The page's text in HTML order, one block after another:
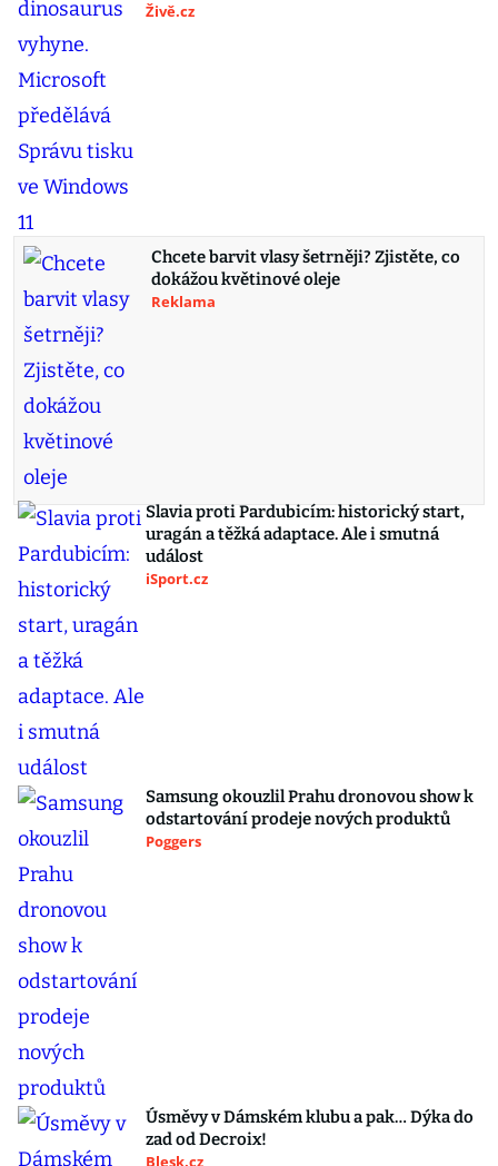
Živě.cz
Chcete barvit vlasy šetrněji? Zjistěte, co
dokážou květinové oleje
Reklama
Slavia proti Pardubicím: historický start,
uragán a těžká adaptace. Ale i smutná
událost
iSport.cz
Samsung okouzlil Prahu dronovou show k
odstartování prodeje nových produktů
Poggers
Úsměvy v Dámském klubu a pak… Dýka do
zad od Decroix!
Blesk.cz